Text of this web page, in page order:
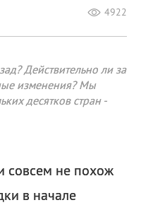
4922
Действительно ли за
изменения? Мы
десятков стран -
совсем не похож
в начале